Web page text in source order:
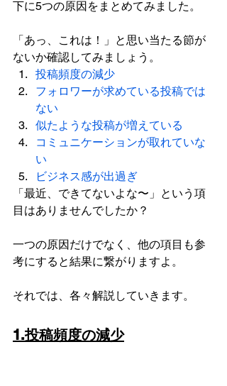
下に5つの原因をまとめてみました。
「あっ、これは！」と思い当たる節が
ないか確認してみましょう。
投稿頻度の減少
フォロワーが求めている投稿では
ない
似たような投稿が増えている
コミュニケーションが取れていな
い
ビジネス感が出過ぎ
「最近、できてないよな〜」という項
目はありませんでしたか？
一つの原因だけでなく、他の項目も参
考にすると結果に繋がりますよ。
それでは、各々解説していきます。
1.投稿頻度の減少